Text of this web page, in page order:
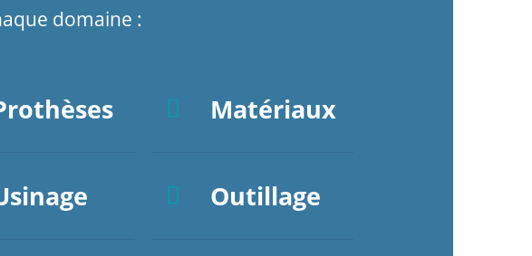
domaine :
Matériaux
Outillage